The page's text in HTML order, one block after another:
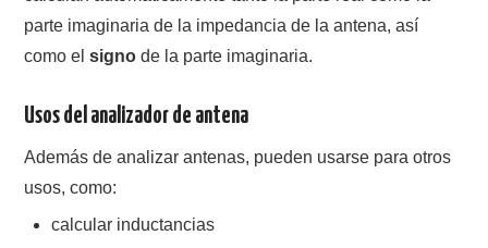
parte imaginaria de la impedancia de la antena, así
como elsigno de la parte imaginaria.
Usos del analizador de antena
Además de analizar antenas, pueden usarse para otros
usos, como:
calcular inductancias